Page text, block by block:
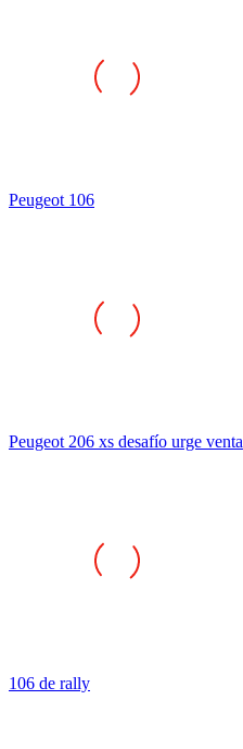
Peugeot 106
Peugeot 206 xs desafío urge venta
106 de rally